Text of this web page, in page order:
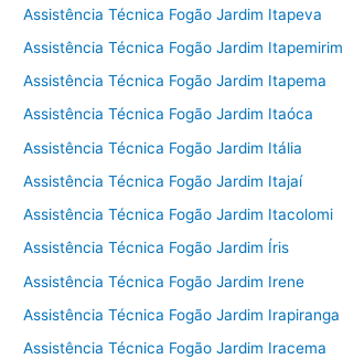
Assistência Técnica Fogão Jardim Itapeva
Assistência Técnica Fogão Jardim Itapemirim
Assistência Técnica Fogão Jardim Itapema
Assistência Técnica Fogão Jardim Itaóca
Assistência Técnica Fogão Jardim Itália
Assistência Técnica Fogão Jardim Itajaí
Assistência Técnica Fogão Jardim Itacolomi
Assistência Técnica Fogão Jardim Íris
Assistência Técnica Fogão Jardim Irene
Assistência Técnica Fogão Jardim Irapiranga
Assistência Técnica Fogão Jardim Iracema